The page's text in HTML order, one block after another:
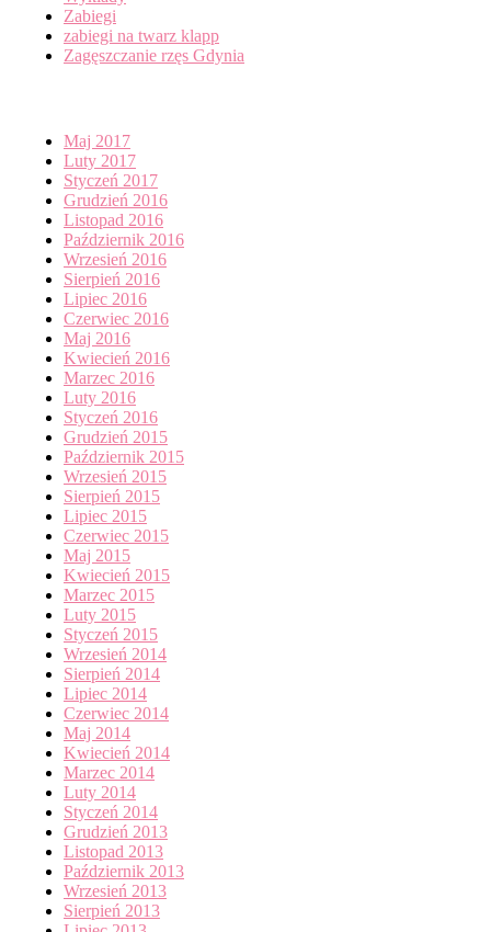
Zabiegi
zabiegi na twarz klapp
Zagęszczanie rzęs Gdynia
Maj 2017
Luty 2017
Styczeń 2017
Grudzień 2016
Listopad 2016
Październik 2016
Wrzesień 2016
Sierpień 2016
Lipiec 2016
Czerwiec 2016
Maj 2016
Kwiecień 2016
Marzec 2016
Luty 2016
Styczeń 2016
Grudzień 2015
Październik 2015
Wrzesień 2015
Sierpień 2015
Lipiec 2015
Czerwiec 2015
Maj 2015
Kwiecień 2015
Marzec 2015
Luty 2015
Styczeń 2015
Wrzesień 2014
Sierpień 2014
Lipiec 2014
Czerwiec 2014
Maj 2014
Kwiecień 2014
Marzec 2014
Luty 2014
Styczeń 2014
Grudzień 2013
Listopad 2013
Październik 2013
Wrzesień 2013
Sierpień 2013